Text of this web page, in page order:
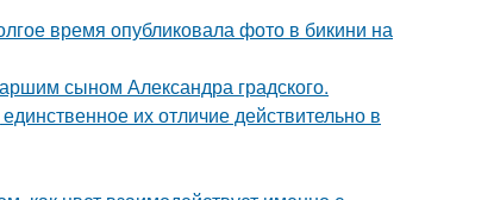
время опубликовала фото в бикини на
сыном Александра градского.
их отличие действительно в